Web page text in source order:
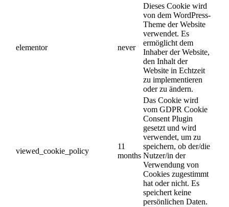
elementor never
Dieses Cookie wird
von dem WordPress-
Theme der Website
verwendet. Es
ermöglicht dem
Inhaber der Website,
den Inhalt der
Website in Echtzeit
zu implementieren
oder zu ändern.
viewed_cookie_policy
11
months
Das Cookie wird
vom GDPR Cookie
Consent Plugin
gesetzt und wird
verwendet, um zu
speichern, ob der/die
Nutzer/in der
Verwendung von
Cookies zugestimmt
hat oder nicht. Es
speichert keine
persönlichen Daten.